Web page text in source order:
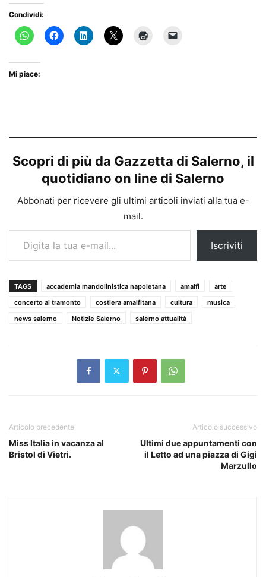
Condividi:
Mi piace:
Scopri di più da Gazzetta di Salerno, il
quotidiano on line di Salerno
Abbonati per ricevere gli ultimi articoli inviati alla tua e-
mail.
Digita la tua e-mail...
Iscriviti
TAGS accademia mandolinistica napoletana amalfi
arte
concerto al tramonto
costiera amalfitana cultura
musica
news salerno
Notizie Salerno salerno attualità
Articolo precedente
Miss Italia in vacanza al
Bristol di Vietri.
Articolo successivo
Ultimi due appuntamenti con
il Letto ad una piazza di Gigi
Marzullo